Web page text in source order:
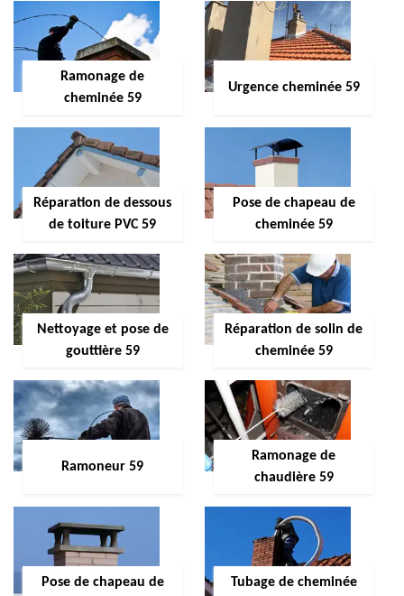
Ramonage de
cheminée 59
Urgence cheminée 59
Réparation de dessous
de toiture PVC 59
Pose de chapeau de
cheminée 59
Nettoyage et pose de
gouttière 59
Réparation de solin de
cheminée 59
Ramoneur 59
Ramonage de
chaudière 59
Pose de chapeau de
Tubage de cheminée